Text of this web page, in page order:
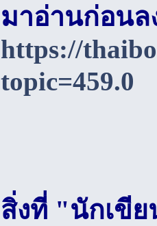
มาอ่านก่อน
https://
topic=459.0
สิ่งที่ "นักเขี